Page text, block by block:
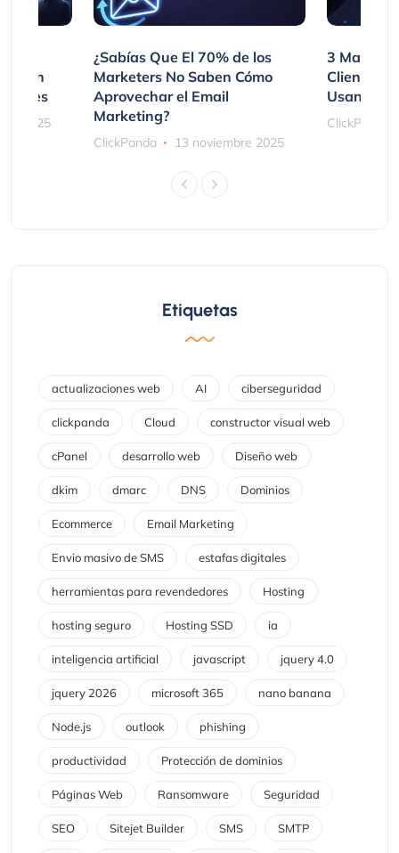
2025
¿Sabías Que El 70% de los
Marketers No Saben Cómo
Aprovechar el Email
Marketing?
ClickPanda 13 noviembre 2025
3
Clientes
Usando
ClickPanda
Etiquetas
actualizaciones web AI ciberseguridad
clickpanda Cloud constructor visual web
cPanel desarrollo web Diseño web
dkim dmarc DNS Dominios
Ecommerce Email Marketing
Envio masivo de SMS estafas digitales
herramientas para revendedores Hosting
hosting seguro Hosting SSD ia
inteligencia artificial javascript jquery 4.0
jquery 2026 microsoft 365 nano banana
Node.js outlook phishing
productividad Protección de dominios
Páginas Web Ransomware Seguridad
SEO Sitejet Builder SMS SMTP